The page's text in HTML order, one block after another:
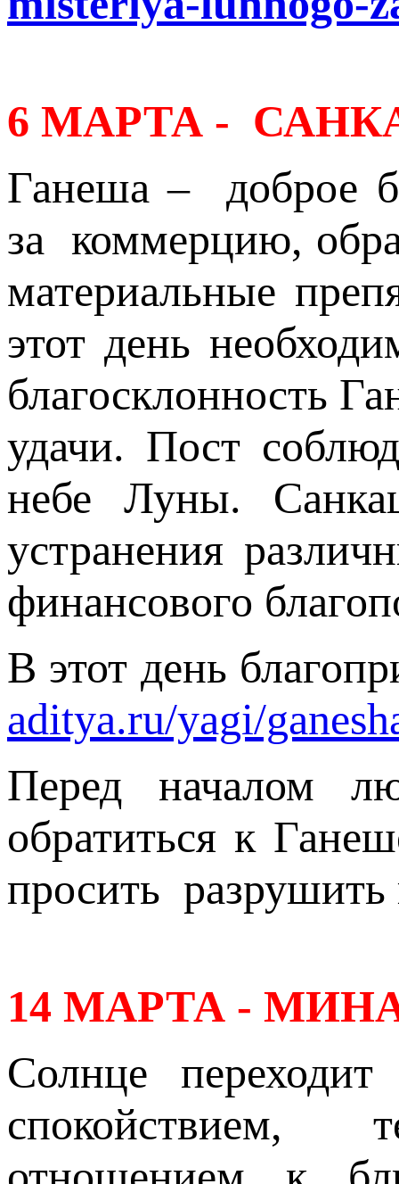
6 МАРТА -
Ганеша – доброе
за коммерцию,
материальные
этот день
благосклонность
удачи. Пост
небе Луны.
устранения
финансового
В этот день
aditya.ru/yagi/
Перед началом
обратиться к
просить разрушить
14 МАРТА -
Солнце
спокойствием,